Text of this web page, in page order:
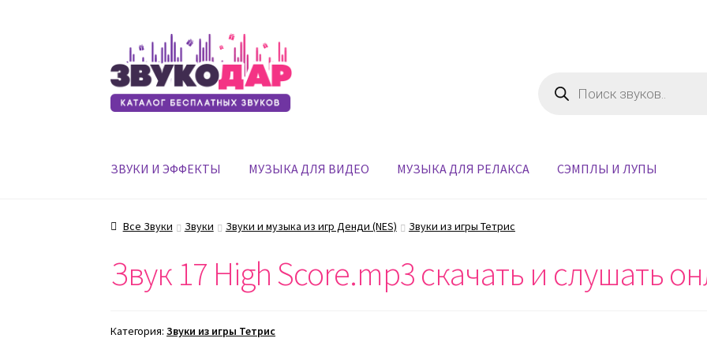
Перейти
к
навигации
Перейти
к
содержимому
товаров
ЗВУКИ И ЭФФЕКТЫ МУЗЫКА ДЛЯ ВИДЕО МУЗЫКА ДЛЯ РЕЛАКСА СЭМПЛЫ И ЛУПЫ
Все Звуки Звуки Звуки и музыка из игр Денди (NES) Звуки из игры Тетрис
Звук 17 High Score.mp3 скачать и слушать
Категория:Звуки из игры Тетрис